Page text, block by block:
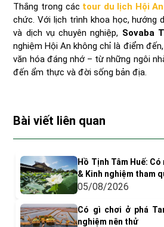
Thắng trong các tour du lịch Hội An
chức. Với lịch trình khoa học, hướng
và dịch vụ chuyên nghiệp, Sovaba
nghiệm Hội An không chỉ là điểm
văn hóa đáng nhớ – từ những ngôi
đến ẩm thực và đời sống bản địa.
Bài viết liên quan
Hồ Tịnh Tâm Huế:
& Kinh nghiệm tham
05/08/2026
Có gì chơi ở phá
nghiệm nên thử